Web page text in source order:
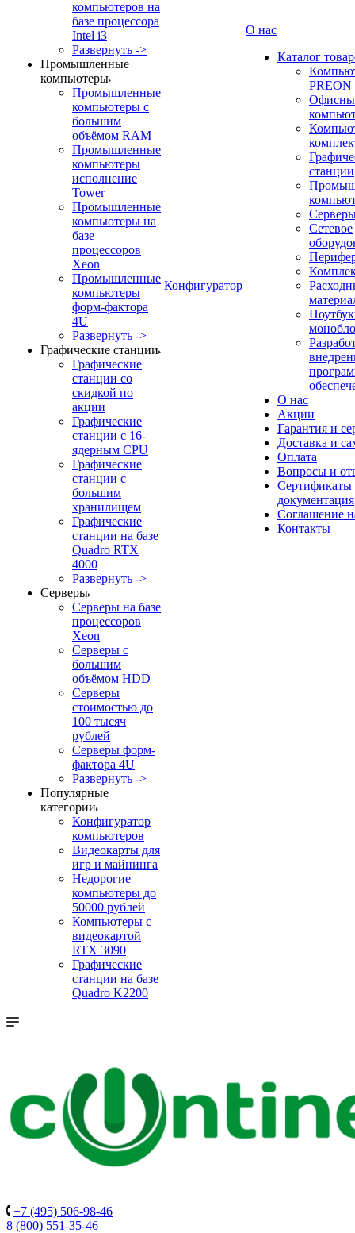
компьютеров на
базе процессора
Intel i3
Развернуть ->
Промышленные
компьютеры
Промышленные
компьютеры с
большим
объёмом RAM
Промышленные
компьютеры
исполнение
Tower
Промышленные
компьютеры на
базе
процессоров
Xeon
Промышленные
компьютеры
форм-фактора
4U
Развернуть ->
Графические станции
Графические
станции со
скидкой по
акции
Графические
станции с 16-
ядерным CPU
Графические
станции с
большим
хранилищем
Графические
станции на базе
Quadro RTX
4000
Развернуть ->
Серверы
Серверы на базе
процессоров
Xeon
Серверы с
большим
объёмом HDD
Серверы
стоимостью до
100 тысяч
рублей
Серверы форм-
фактора 4U
Развернуть ->
Популярные
категории
Конфигуратор
компьютеров
Видеокарты для
игр и майнинга
Недорогие
компьютеры до
50000 рублей
Компьютеры с
видеокартой
RTX 3090
Графические
станции на базе
Quadro K2200
Конфигуратор
О нас
Каталог
PREON
станции
Сетевое
О нас
Акции
Гарантия и
Доставка и
Оплата
Вопросы и
Сертификаты
документация
Соглашение
Контакты
+7 (495) 506-98-46
8 (800) 551-35-46